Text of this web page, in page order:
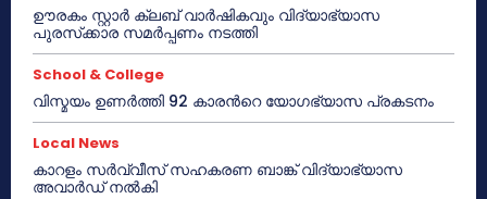
ഊരകം സ്റ്റാർ ക്ലബ് വാർഷികവും വിദ്യാഭ്യാസ
പുരസ്‌ക്കാര സമർപ്പണം നടത്തി
School & College
വിസ്മയം ഉണർത്തി 92 കാരൻറെ യോഗഭ്യാസ പ്രകടനം
Local News
കാറളം സർവ്വീസ് സഹകരണ ബാങ്ക് വിദ്യാഭ്യാസ
അവാർഡ് നൽകി